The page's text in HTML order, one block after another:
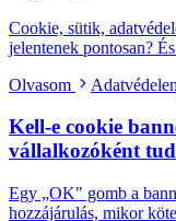
Cookie, sütik,
jelentenek pontosan?
Olvasom
Kell-e cookie
vállalkozóként
Egy „OK" gomb a
hozzájárulás, mikor